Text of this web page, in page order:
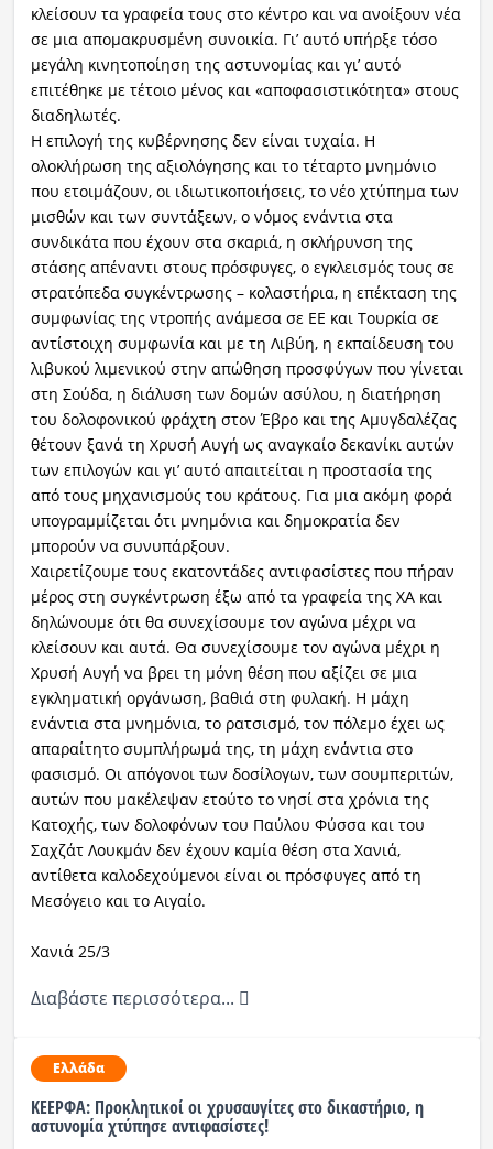
κλείσουν τα γραφεία τους στο κέντρο και να ανοίξουν νέα
σε μια απομακρυσμένη συνοικία. Γι’ αυτό υπήρξε τόσο
μεγάλη κινητοποίηση της αστυνομίας και γι’ αυτό
επιτέθηκε με τέτοιο μένος και «αποφασιστικότητα» στους
διαδηλωτές.
Η επιλογή της κυβέρνησης δεν είναι τυχαία. Η
ολοκλήρωση της αξιολόγησης και το τέταρτο μνημόνιο
που ετοιμάζουν, οι ιδιωτικοποιήσεις, το νέο χτύπημα των
μισθών και των συντάξεων, ο νόμος ενάντια στα
συνδικάτα που έχουν στα σκαριά, η σκλήρυνση της
στάσης απέναντι στους πρόσφυγες, ο εγκλεισμός τους σε
στρατόπεδα συγκέντρωσης – κολαστήρια, η επέκταση της
συμφωνίας της ντροπής ανάμεσα σε ΕΕ και Τουρκία σε
αντίστοιχη συμφωνία και με τη Λιβύη, η εκπαίδευση του
λιβυκού λιμενικού στην απώθηση προσφύγων που γίνεται
στη Σούδα, η διάλυση των δομών ασύλου, η διατήρηση
του δολοφονικού φράχτη στον Έβρο και της Αμυγδαλέζας
θέτουν ξανά τη Χρυσή Αυγή ως αναγκαίο δεκανίκι αυτών
των επιλογών και γι’ αυτό απαιτείται η προστασία της
από τους μηχανισμούς του κράτους. Για μια ακόμη φορά
υπογραμμίζεται ότι μνημόνια και δημοκρατία δεν
μπορούν να συνυπάρξουν.
Χαιρετίζουμε τους εκατοντάδες αντιφασίστες που πήραν
μέρος στη συγκέντρωση έξω από τα γραφεία της ΧΑ και
δηλώνουμε ότι θα συνεχίσουμε τον αγώνα μέχρι να
κλείσουν και αυτά. Θα συνεχίσουμε τον αγώνα μέχρι η
Χρυσή Αυγή να βρει τη μόνη θέση που αξίζει σε μια
εγκληματική οργάνωση, βαθιά στη φυλακή. Η μάχη
ενάντια στα μνημόνια, το ρατσισμό, τον πόλεμο έχει ως
απαραίτητο συμπλήρωμά της, τη μάχη ενάντια στο
φασισμό. Οι απόγονοι των δοσίλογων, των σουμπεριτών,
αυτών που μακέλεψαν ετούτο το νησί στα χρόνια της
Κατοχής, των δολοφόνων του Παύλου Φύσσα και του
Σαχζάτ Λουκμάν δεν έχουν καμία θέση στα Χανιά,
αντίθετα καλοδεχούμενοι είναι οι πρόσφυγες από τη
Μεσόγειο και το Αιγαίο.
Χανιά 25/3
Διαβάστε περισσότερα...
Ελλάδα
ΚΕΕΡΦΑ: Προκλητικοί οι χρυσαυγίτες στο δικαστήριο, η
αστυνομία χτύπησε αντιφασίστες!